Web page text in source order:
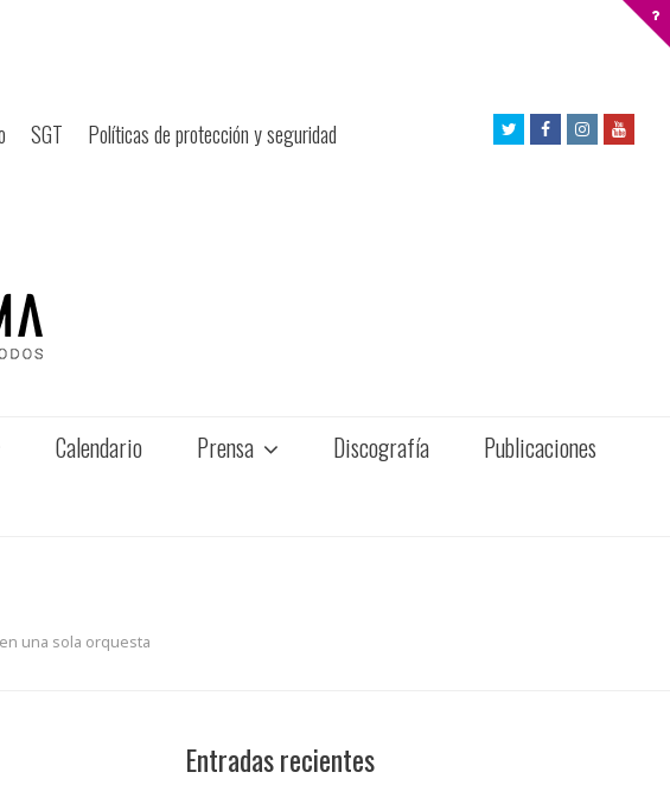
SGT Políticas de protección y seguridad
TwitterFacebookInstagram
Calendario Prensa Discografía Publicaciones
una sola orquesta
Entradas recientes